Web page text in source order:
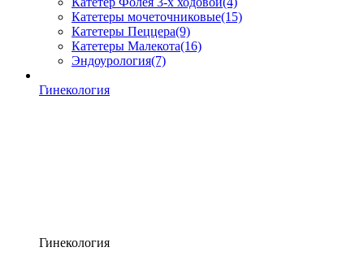
Катетеры мочеточниковые(15)
Катетеры Пеццера(9)
Катетеры Малекота(16)
Эндоурология(7)
Гинекология
Гинекология